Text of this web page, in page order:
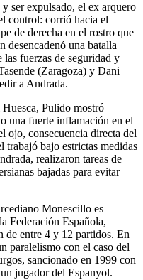
ser expulsado, el ex arquero
control: corrió hacia el
de derecha en el rostro que
desencadenó una batalla
fuerzas de seguridad y
(Zaragoza) y Dani
a Andrada.
Huesca, Pulido mostró
una fuerte inflamación en el
ojo, consecuencia directa del
bajo estrictas medidas
realizaron tareas de
bajadas para evitar
Monescillo es
Federación Española,
de entre 4 y 12 partidos. En
paralelismo con el caso del
sancionado en 1999 con
jugador del Espanyol.